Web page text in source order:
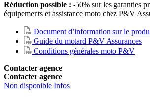
Réduction possible : -50% sur les garanties
équipements et assistance moto chez P&V
Document d’information sur le
Guide du motard P&V Assurances
Conditions générales moto P&V
Contacter agence
Contacter agence
Non disponible Infos